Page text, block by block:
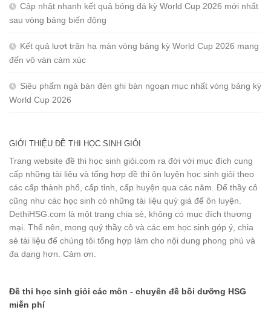
Cập nhật nhanh kết quả bóng đá kỳ World Cup 2026 mới nhất
sau vòng bảng biến động
Kết quả lượt trận hạ màn vòng bảng kỳ World Cup 2026 mang
đến vô vàn cảm xúc
Siêu phẩm ngả bàn đèn ghi bàn ngoạn mục nhất vòng bảng kỳ
World Cup 2026
GIỚI THIỆU ĐỀ THI HỌC SINH GIỎI
Trang website đề thi học sinh giỏi.com ra đời với mục đích cung
cấp những tài liệu và tổng hợp đề thi ôn luyện học sinh giỏi theo
các cấp thành phố, cấp tỉnh, cấp huyện qua các năm. Để thầy cô
cũng như các học sinh có những tài liệu quý giá để ôn luyện.
DethiHSG.com là một trang chia sẻ, không có mục đích thương
mại. Thế nên, mong quý thầy cô và các em học sinh góp ý, chia
sẻ tài liệu để chúng tôi tổng hợp làm cho nội dung phong phú và
đa dạng hơn. Cảm ơn.
Đề thi học sinh giỏi các môn - chuyên đề bồi dưỡng HSG
miễn phí